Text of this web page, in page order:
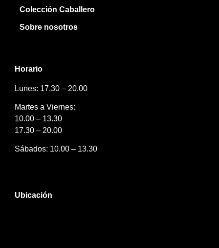
Colección Caballero
Sobre nosotros
Horario
Lunes: 17.30 – 20.00
Martes a Viernes:
10.00 – 13.30
17.30 – 20.00
Sábados: 10.00 – 13.30
Ubicación